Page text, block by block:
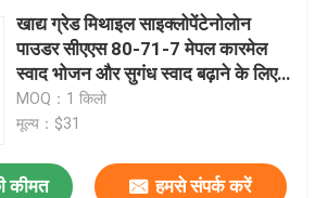
खाद्य ग्रेड मिथाइल साइक्लोपेंटेनोलोन
पाउडर सीएएस 80-71-7 मेपल कारमेल
स्वाद भोजन और सुगंध स्वाद बढ़ाने के लिए
कच्चा माल
MOQ：1 किलो
मूल्य：$31
कीमत हमसे संपर्क करें